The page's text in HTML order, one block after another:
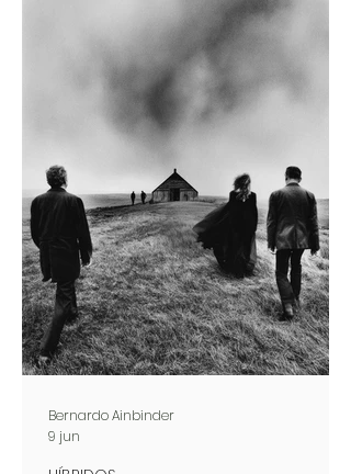
Bernardo Ainbinder
9 jun